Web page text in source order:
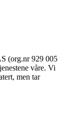
(org.nr929 005
våre. Vi
men tar